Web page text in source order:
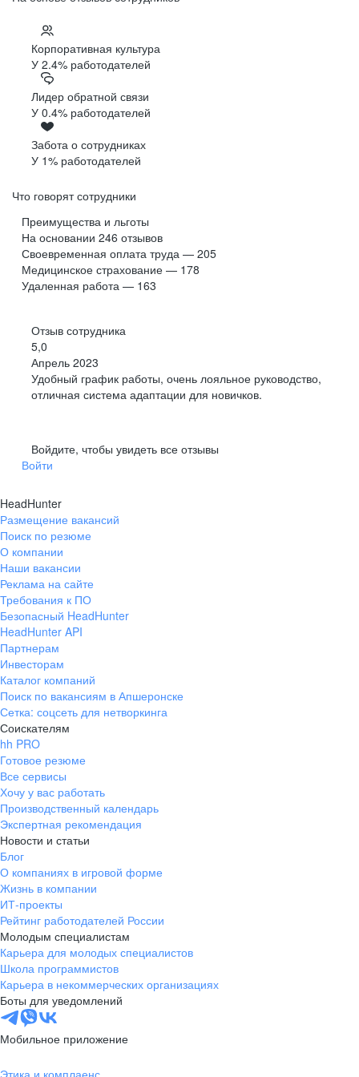
Корпоративная культура
У 2.4% работодателей
Лидер обратной связи
У 0.4% работодателей
Забота о сотрудниках
У 1% работодателей
Что говорят сотрудники
Преимущества и льготы
На основании 246 отзывов
Своевременная оплата труда — 205
Медицинское страхование — 178
Удаленная работа — 163
Отзыв сотрудника
5,0
Апрель 2023
Удобный график работы, очень лояльное руководство,
отличная система адаптации для новичков.
Войдите, чтобы увидеть все отзывы
Войти
HeadHunter
Размещение вакансий
Поиск по резюме
О компании
Наши вакансии
Реклама на сайте
Требования к ПО
Безопасный HeadHunter
HeadHunter API
Партнерам
Инвесторам
Каталог компаний
Поиск по вакансиям в Апшеронске
Сетка: соцсеть для нетворкинга
Соискателям
hh PRO
Готовое резюме
Все сервисы
Хочу у вас работать
Производственный календарь
Экспертная рекомендация
Новости и статьи
Блог
О компаниях в игровой форме
Жизнь в компании
ИТ-проекты
Рейтинг работодателей России
Молодым специалистам
Карьера для молодых специалистов
Школа программистов
Карьера в некоммерческих организациях
Боты для уведомлений
Мобильное приложение